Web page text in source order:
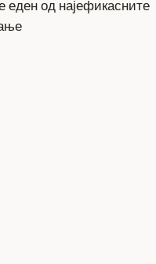
еден од најефикасните